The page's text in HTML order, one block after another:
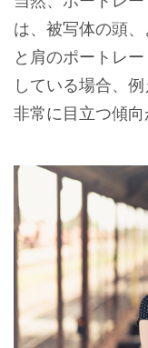
は、被写体の頭
と肩のポートレ
している場合、
非常に目立つ傾向